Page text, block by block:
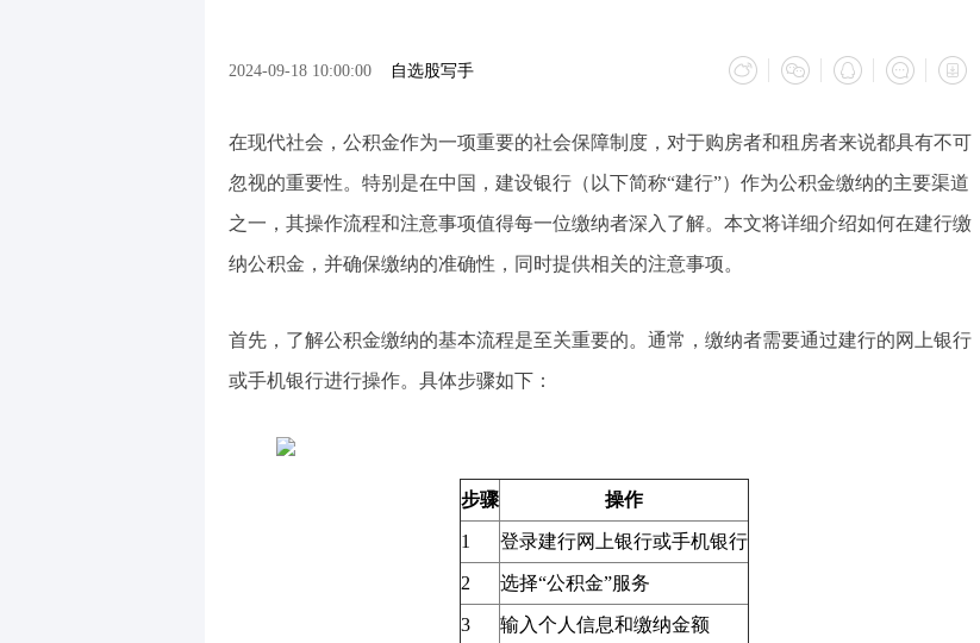
2024-09-18 10:00:00 自选股写手
在现代社会，公积金作为一项重要的社会保障制度，对于购房者和租房者来说都具有不可
忽视的重要性。特别是在中国，建设银行（以下简称“建行”）作为公积金缴纳的主要渠道
之一，其操作流程和注意事项值得每一位缴纳者深入了解。本文将详细介绍如何在建行缴
纳公积金，并确保缴纳的准确性，同时提供相关的注意事项。
首先，了解公积金缴纳的基本流程是至关重要的。通常，缴纳者需要通过建行的网上银行
或手机银行进行操作。具体步骤如下：
步骤 操作
1 登录建行网上银行或手机银行
2 选择“公积金”服务
3 输入个人信息和缴纳金额